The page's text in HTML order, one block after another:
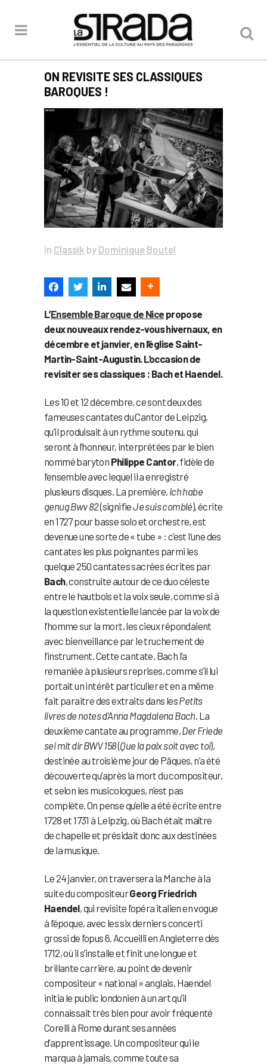
ON REVISITE SES CLASSIQUES
BAROQUES !
in Classik by Dominique Boutel
L’Ensemble Baroque de Nice propose
deux nouveaux rendez-vous hivernaux, en
décembre et janvier, en l’église Saint-
Martin-Saint-Augustin. L’occasion de
revisiter ses classiques : Bach et Haendel.
Les 10 et 12 décembre, ce sont deux des
fameuses cantates du Cantor de Leipzig,
qu’il produisait à un rythme soutenu, qui
seront à l’honneur, interprétées par le bien
nommé baryton Philippe Cantor, fidèle de
l’ensemble avec lequel il a enregistré
plusieurs disques. La première, Ich habe
genug Bwv 82(signifieJe suis comblé), écrite
en 1727 pour basse solo et orchestre, est
devenue une sorte de « tube » : c’est l’une des
cantates les plus poignantes parmi les
quelque 250 cantates sacrées écrites par
Bach, construite autour de ce duo céleste
entre le hautbois et la voix seule, comme si à
la question existentielle lancée par la voix de
l’homme sur la mort, les cieux répondaient
avec bienveillance par le truchement de
l’instrument. Cette cantate, Bach l’a
remaniée à plusieurs reprises, comme s’il lui
portait un intérêt particulier et en a même
fait paraitre des extraits dans lesPetits
livres de notes d’Anna Magdalena Bach . La
deuxième cantate au programme,Der Friede
sei mit dir BWV 158(Que la paix soit avec toi),
destinée au troisième jour de Pâques, n’a été
découverte qu’après la mort du compositeur,
et selon les musicologues, n’est pas
complète. On pense qu’elle a été écrite entre
1728 et 1731 à Leipzig, où Bach était maître
de chapelle et présidait donc aux destinées
de la musique.
Le 24 janvier, on traversera la Manche à la
suite du compositeurGeorg Friedrich
Haendel, qui revisite l’opéra italien en vogue
à l’époque, avec les six derniers concerti
grossi de l’opus 6. Accueilli en Angleterre dès
1712, où il s’installe et finit une longue et
brillante carrière, au point de devenir
compositeur « national » anglais, Haendel
initia le public londonien à un art qu’il
connaissait très bien pour avoir fréquenté
Corelli à Rome durant ses années
d’apprentissage. Un compositeur qui le
marqua à jamais, comme toute sa